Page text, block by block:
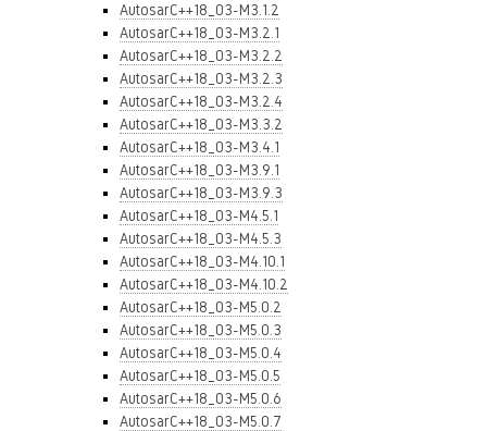
AutosarC++18_03-M3.1.2
AutosarC++18_03-M3.2.1
AutosarC++18_03-M3.2.2
AutosarC++18_03-M3.2.3
AutosarC++18_03-M3.2.4
AutosarC++18_03-M3.3.2
AutosarC++18_03-M3.4.1
AutosarC++18_03-M3.9.1
AutosarC++18_03-M3.9.3
AutosarC++18_03-M4.5.1
AutosarC++18_03-M4.5.3
AutosarC++18_03-M4.10.1
AutosarC++18_03-M4.10.2
AutosarC++18_03-M5.0.2
AutosarC++18_03-M5.0.3
AutosarC++18_03-M5.0.4
AutosarC++18_03-M5.0.5
AutosarC++18_03-M5.0.6
AutosarC++18_03-M5.0.7